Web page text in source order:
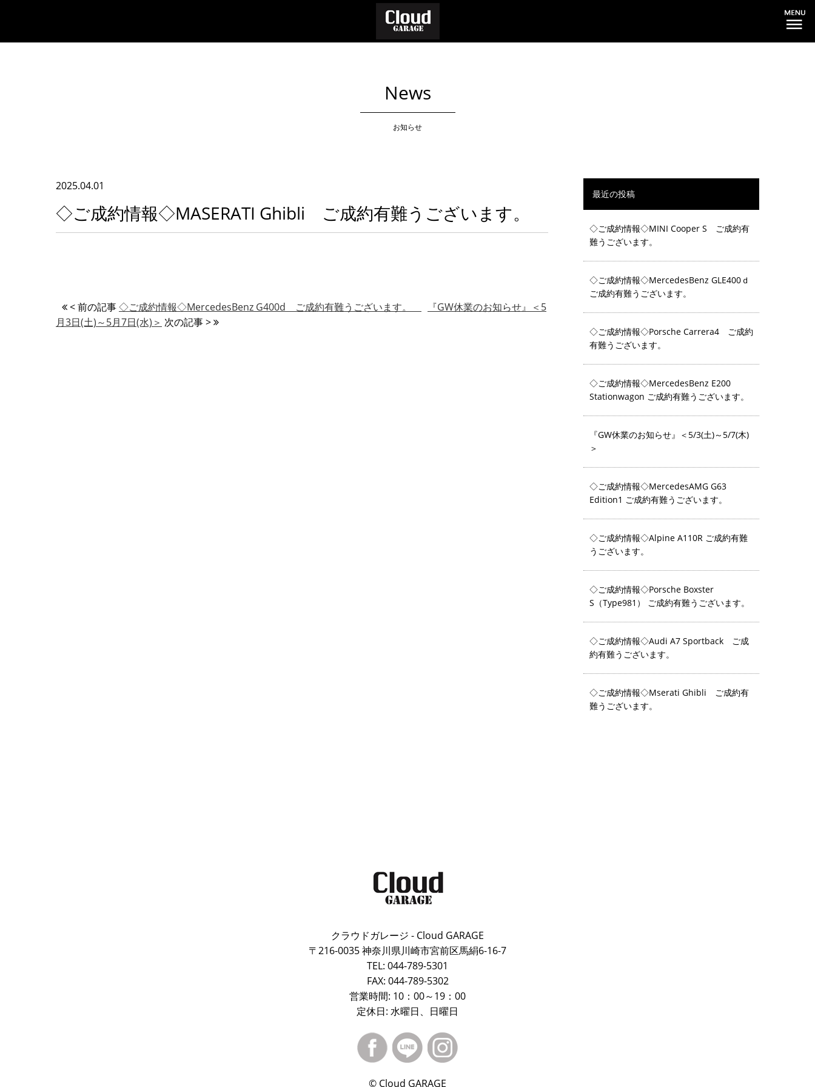
News
お知らせ
2025.04.01
◇ご成約情報◇MASERATI Ghibli ご成約有難うございます。
< 前の記事◇ご成約情報◇MercedesBenz G400d ご成約有難うございます。
『GW休業のお知らせ』＜5
月3日(土)～5月7日(水)＞ 次の記事 >
最近の投稿
◇ご成約情報◇MINI Cooper S ご成約有
難うございます。
◇ご成約情報◇MercedesBenz GLE400ｄ
ご成約有難うございます。
◇ご成約情報◇Porsche Carrera4 ご成約
有難うございます。
◇ご成約情報◇MercedesBenz E200
Stationwagon ご成約有難うございます。
『GW休業のお知らせ』＜5/3(土)～5/7(木)
＞
◇ご成約情報◇MercedesAMG G63
Edition1 ご成約有難うございます。
◇ご成約情報◇Alpine A110R ご成約有難
うございます。
◇ご成約情報◇Porsche Boxster
S（Type981） ご成約有難うございます。
◇ご成約情報◇Audi A7 Sportback ご成
約有難うございます。
◇ご成約情報◇Mserati Ghibli ご成約有
難うございます。
クラウドガレージ - Cloud GARAGE
〒216-0035 神奈川県川崎市宮前区馬絹6-16-7
TEL: 044-789-5301
FAX: 044-789-5302
営業時間: 10：00～19：00
定休日: 水曜日、日曜日
© Cloud GARAGE